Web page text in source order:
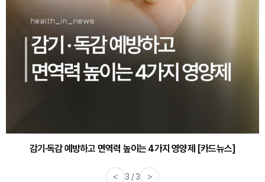
감기·독감 예방하고 면역력 높이는 4가지 영양제 [카드뉴스]
< 3 / 3 >